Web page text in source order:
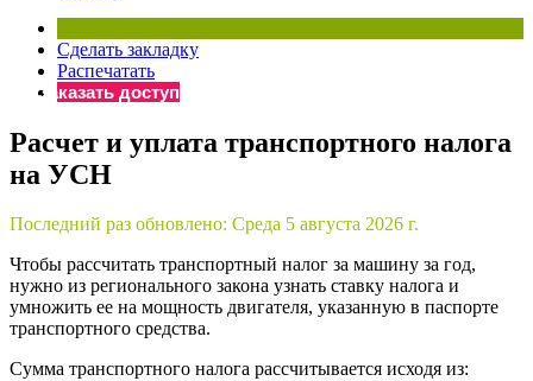
Сделать закладку
Распечатать
Заказать доступ
Расчет и уплата транспортного налога
на УСН
Последний раз обновлено: Среда 5 августа 2026 г.
Чтобы рассчитать транспортный налог за машину за год,
нужно из регионального закона узнать ставку налога и
умножить ее на мощность двигателя, указанную в паспорте
транспортного средства.
Сумма транспортного налога рассчитывается исходя из: